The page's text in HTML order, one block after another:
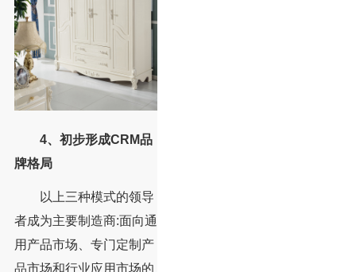
4、初步形成CRM品
牌格局
以上三种模式的领导
者成为主要制造商:面向通
用产品市场、专门定制产
品市场和行业应用市场的